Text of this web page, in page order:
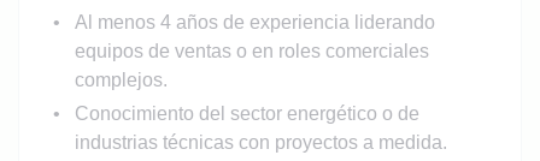
Al menos 4 años de experiencia liderando
equipos de ventas o en roles comerciales
complejos.
Conocimiento del sector energético o de
industrias técnicas con proyectos a medida.